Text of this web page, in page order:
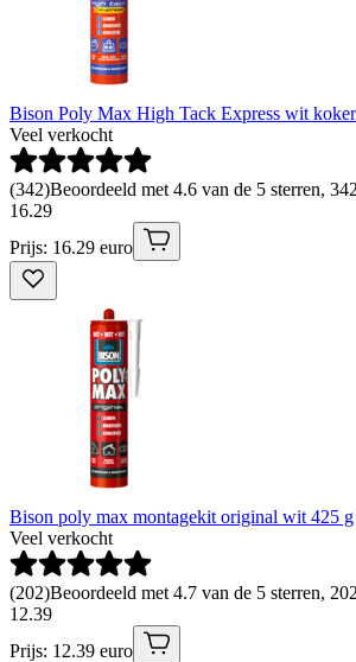
Bison Poly Max High Tack Express wit
Veel verkocht
(342)Beoordeeld met 4.6 van de 5 sterren,
16.29
Prijs: 16.29 euro
Bison poly max montagekit original wit 425 g
Veel verkocht
(202)Beoordeeld met 4.7 van de 5 sterren,
12.39
Prijs: 12.39 euro